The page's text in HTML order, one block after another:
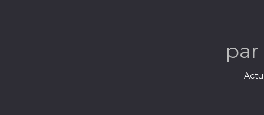
par